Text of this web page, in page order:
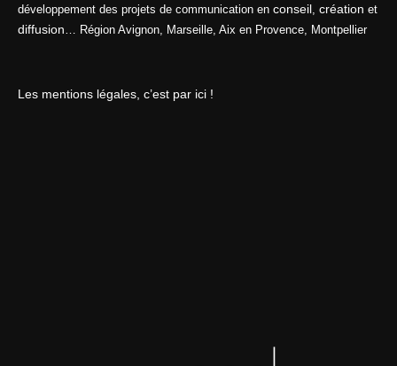
développement des projets de communication en conseil création et
diffusion … Région Avignon, Marseille, Aix en Provence, Montpellier
Les mentions légales, c’est par ici !